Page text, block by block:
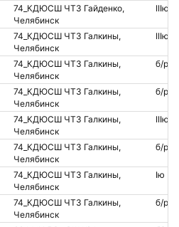
74_КДЮСШ ЧТЗ Гайденко,
Челябинск
IIIю
74_КДЮСШ ЧТЗ Галкины,
Челябинск
IIIю
74_КДЮСШ ЧТЗ Галкины,
Челябинск
б/р
74_КДЮСШ ЧТЗ Галкины,
Челябинск
б/р
74_КДЮСШ ЧТЗ Галкины,
Челябинск
IIIю
74_КДЮСШ ЧТЗ Галкины,
Челябинск
б/р
74_КДЮСШ ЧТЗ Галкины,
Челябинск
Iю
74_КДЮСШ ЧТЗ Галкины,
Челябинск
б/р